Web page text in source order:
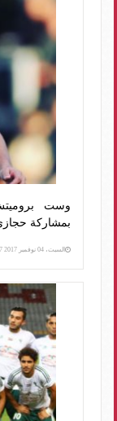
وست
بمشاركة
السبت، 04 نوفمبر 2017 07:37 م